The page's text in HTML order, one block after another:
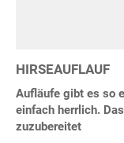
HIRSEAUFLAUF
Aufläufe gibt es so
einfach herrlich.
zuzubereitet